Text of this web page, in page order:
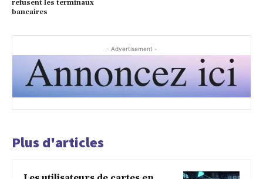
refusent les terminaux
bancaires
- Advertisement -
Plus d'articles